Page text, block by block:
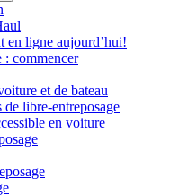
en ligne aujourd’hui!
: commencer
et de bateau
libre-entreposage
en voiture